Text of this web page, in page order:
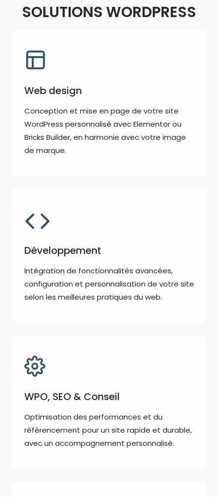
SOLUTIONS WORDPRESS
Web design
Conception et mise en page de votre site
WordPress personnalisé avec Elementor ou
Bricks Builder, en harmonie avec votre image
de marque.
Développement
Intégration de fonctionnalités avancées,
configuration et personnalisation de votre site
selon les meilleures pratiques du web.
WPO, SEO & Conseil
Optimisation des performances et du
référencement pour un site rapide et durable,
avec un accompagnement personnalisé.